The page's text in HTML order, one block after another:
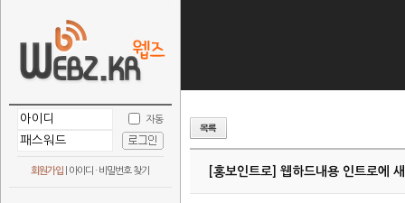
자동
회원가입 아이디 · 비밀번호 찾기 [홍보인트로] 웹하드내용 인트로에